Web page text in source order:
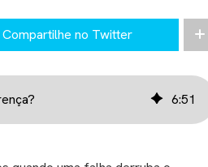
Compartilhe no Twitter
6:51